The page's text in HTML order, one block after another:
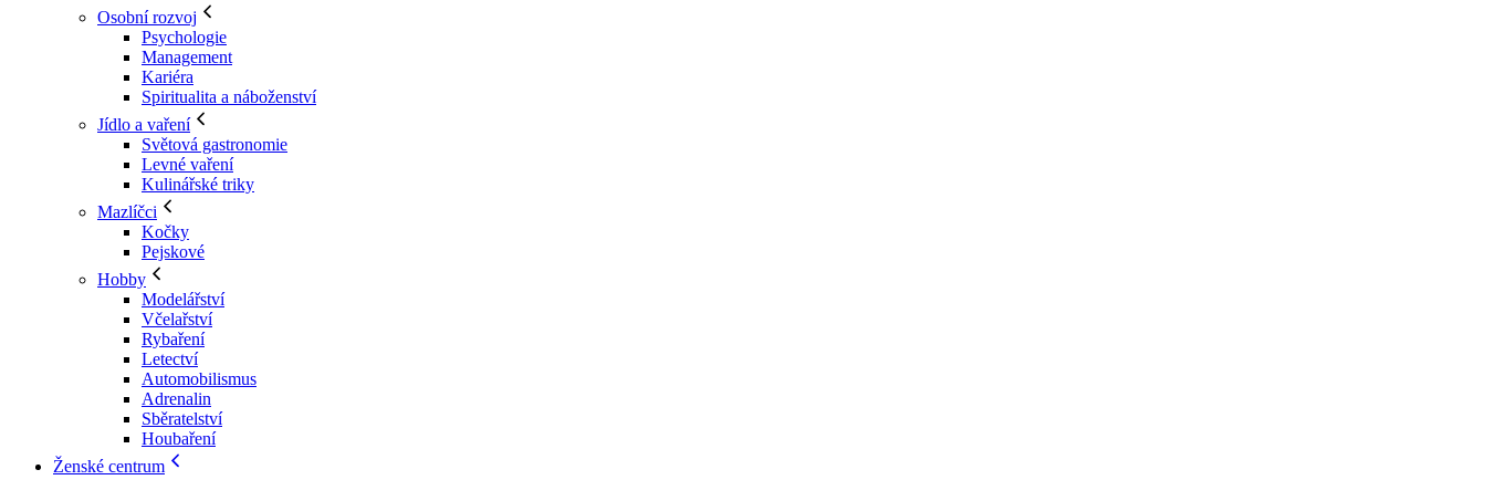
Osobní rozvoj
Psychologie
Management
Kariéra
Spiritualita a náboženství
Jídlo a vaření
Světová gastronomie
Levné vaření
Kulinářské triky
Mazlíčci
Kočky
Pejskové
Hobby
Modelářství
Včelařství
Rybaření
Letectví
Automobilismus
Adrenalin
Sběratelství
Houbaření
Ženské centrum